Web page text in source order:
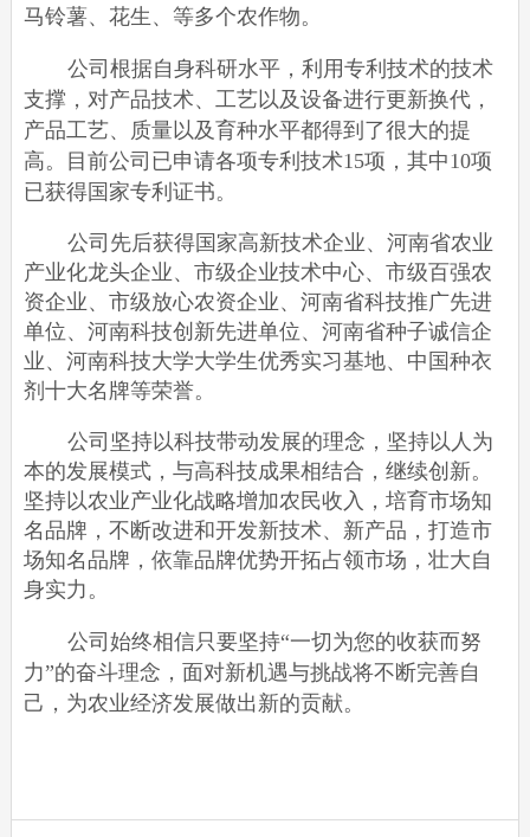
马铃薯、花生、等多个农作物。
公司根据自身科研水平，利用专利技术的技术
支撑，对产品技术、工艺以及设备进行更新换代，
产品工艺、质量以及育种水平都得到了很大的提
高。目前公司已申请各项专利技术15项，其中10项
已获得国家专利证书。
公司先后获得国家高新技术企业、河南省农业
产业化龙头企业、市级企业技术中心、市级百强农
资企业、市级放心农资企业、河南省科技推广先进
单位、河南科技创新先进单位、河南省种子诚信企
业、河南科技大学大学生优秀实习基地、中国种衣
剂十大名牌等荣誉。
公司坚持以科技带动发展的理念，坚持以人为
本的发展模式，与高科技成果相结合，继续创新。
坚持以农业产业化战略增加农民收入，培育市场知
名品牌，不断改进和开发新技术、新产品，打造市
场知名品牌，依靠品牌优势开拓占领市场，壮大自
身实力。
公司始终相信只要坚持“一切为您的收获而努
力”的奋斗理念，面对新机遇与挑战将不断完善自
己，为农业经济发展做出新的贡献。